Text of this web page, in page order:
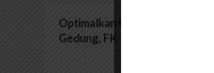
Optimalkan Operasional
Gedung, FK Tambah Eskalator